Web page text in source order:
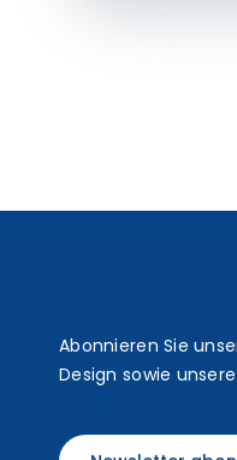
Abonnieren Sie
Design sowie